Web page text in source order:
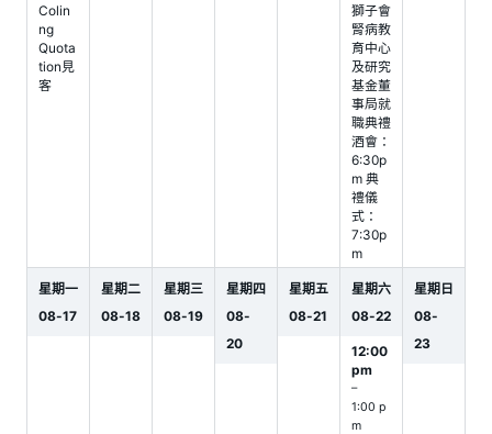
Colin
ng
Quota
tion見
客
獅子會
腎病教
育中心
及研究
基金董
事局就
職典禮
酒會：
6:30p
m 典
禮儀
式：
7:30p
m
星期一
08-17
星期二
08-18
星期三
08-19
星期四
08-
20
星期五
08-21
星期六
08-22
12:00
pm
–
1:00 p
m
星期日
08-
23